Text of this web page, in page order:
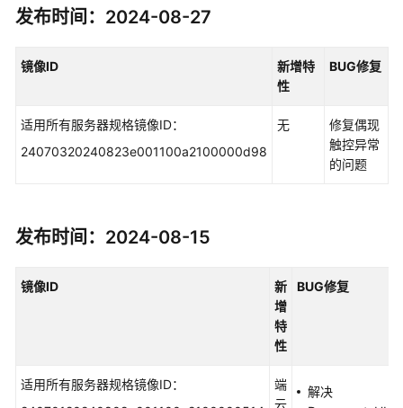
发布时间：2024-08-27
镜像ID
新增特
性
BUG修复
适用所有服务器规格镜像ID：
24070320240823e001100a2100000d98
无
修复偶现
触控异常
的问题
发布时间：2024-08-15
镜像ID
新
增
特
性
BUG修复
适用所有服务器规格镜像ID：
端
云
解决